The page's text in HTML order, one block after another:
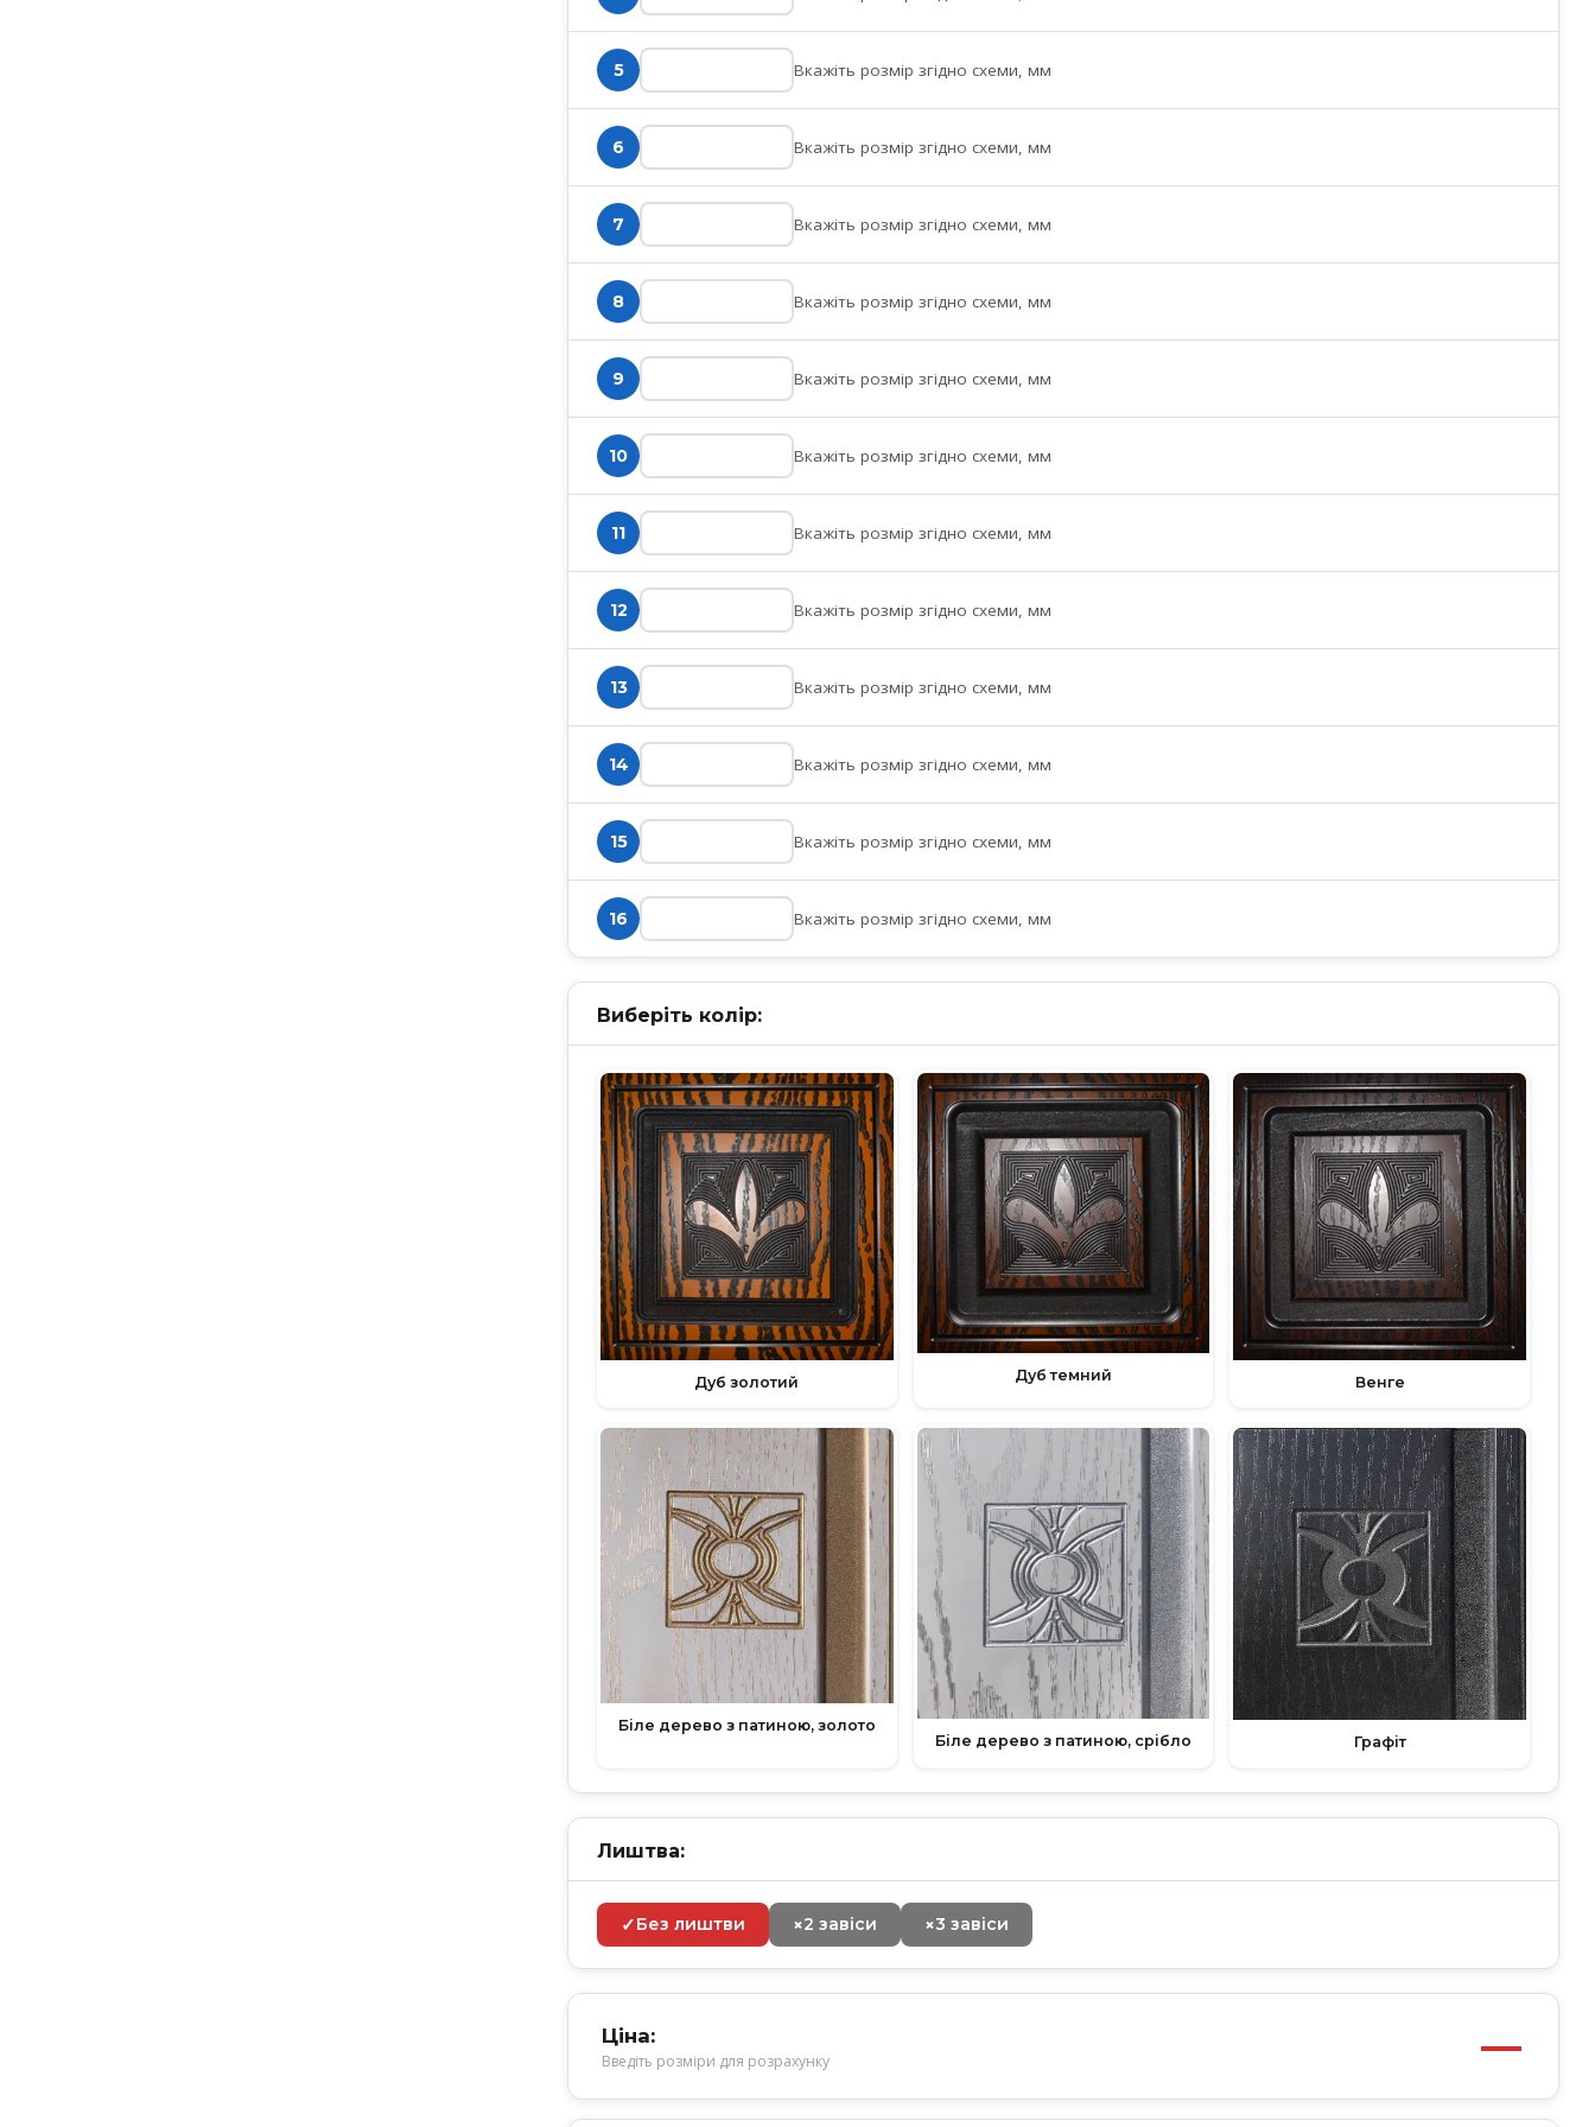
5 Вкажіть розмір згідно схеми, мм
6 Вкажіть розмір згідно схеми, мм
7 Вкажіть розмір згідно схеми, мм
8 Вкажіть розмір згідно схеми, мм
9 Вкажіть розмір згідно схеми, мм
10 Вкажіть розмір згідно схеми, мм
11 Вкажіть розмір згідно схеми, мм
12 Вкажіть розмір згідно схеми, мм
13 Вкажіть розмір згідно схеми, мм
14 Вкажіть розмір згідно схеми, мм
15 Вкажіть розмір згідно схеми, мм
16 Вкажіть розмір згідно схеми, мм
Виберіть колір:
Дуб золотий Дуб темний Венге
Біле дерево з патиною, золото
Біле дерево з патиною, срібло
Графіт
Лиштва:
✓Без лиштви ×2 завіси ×3 завіси
Ціна:
Введіть розміри для розрахунку —